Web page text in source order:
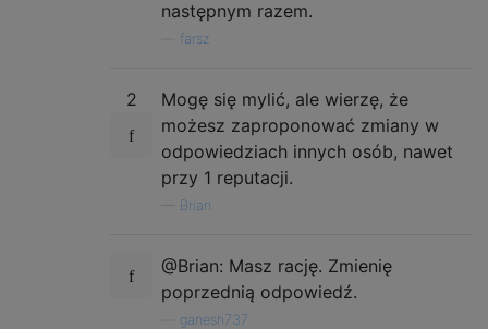
następnym razem.
farsz
2
Mogę się mylić, ale wierzę, że
możesz zaproponować zmiany w
odpowiedziach innych osób, nawet
przy 1 reputacji.
Brian
@Brian: Masz rację. Zmienię
poprzednią odpowiedź.
ganesh737